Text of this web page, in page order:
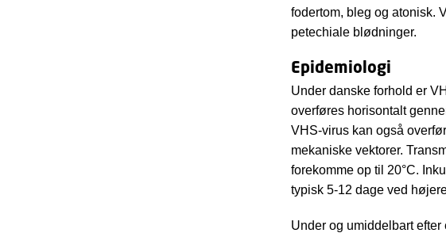
fodertom, bleg og atonisk.
petechiale blødninger.
Epidemiologi
Under danske forhold er
overføres horisontalt
VHS-virus kan også
mekaniske vektorer.
forekomme op til 20°C.
typisk 5-12 dage ved
Under og umiddelbart